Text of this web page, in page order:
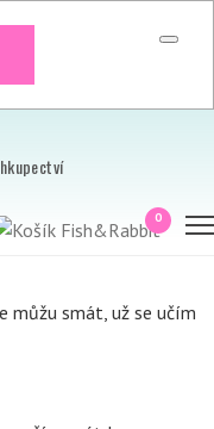
0
můžu smát, už se učím